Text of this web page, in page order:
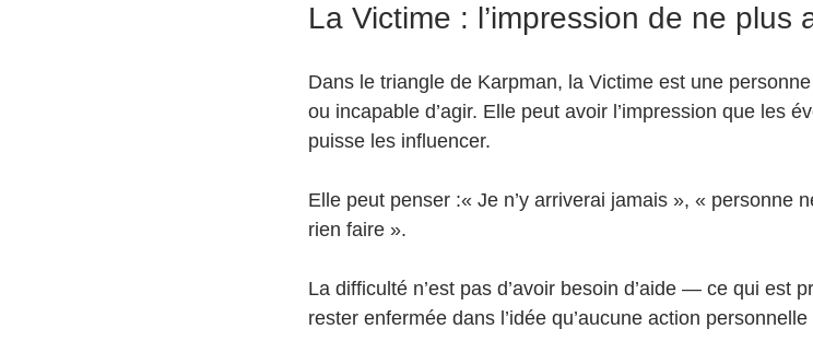
La Victime : l’impression de ne plus
Dans le triangle de Karpman, la Victime est une
ou incapable d’agir. Elle peut avoir l’impression que les
puisse les influencer.
Elle peut penser :« Je n’y arriverai jamais », « personne
rien faire ».
La difficulté n’est pas d’avoir besoin d’aide — ce qui est
rester enfermée dans l’idée qu’aucune action personnelle